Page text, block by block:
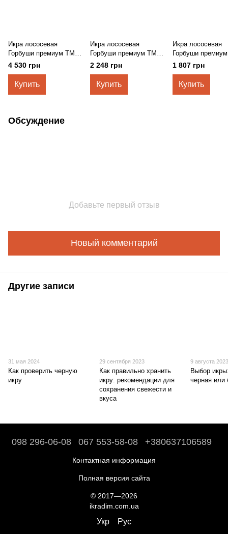
Икра лососевая
Горбуши премиум ТМ
"КРАСНОЕ ЗОЛОТО"
4 530 грн
Купить
Икра лососевая
Горбуши премиум ТМ
"КРАСНОЕ ЗОЛОТО"
2 248 грн
Купить
Икра лососевая
Горбуши
"КРАСНОЕ
1 807 грн
Купить
Обсуждение
Добавьте первый отзыв
Новый комментарий
Другие записи
31 мая 2024
Как проверить черную
икру
29 сентября 2023
Как правильно хранить
икру: рекомендации для
сохранения свежести и
вкуса
9 августа
Выбор
черная или
098 296-06-08 067 553-58-08 +380637106589
Контактная информация
Полная версия сайта
© 2017—2026
ikradim.com.ua
Укр Рус